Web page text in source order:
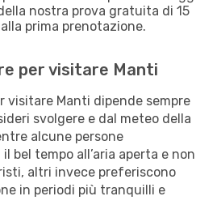
nostra prova gratuita di 15
prima prenotazione.
per visitare Manti
visitare Manti dipende sempre
svolgere e dal meteo della
alcune persone
bel tempo all’aria aperta e non
altri invece preferiscono
in periodi più tranquilli e